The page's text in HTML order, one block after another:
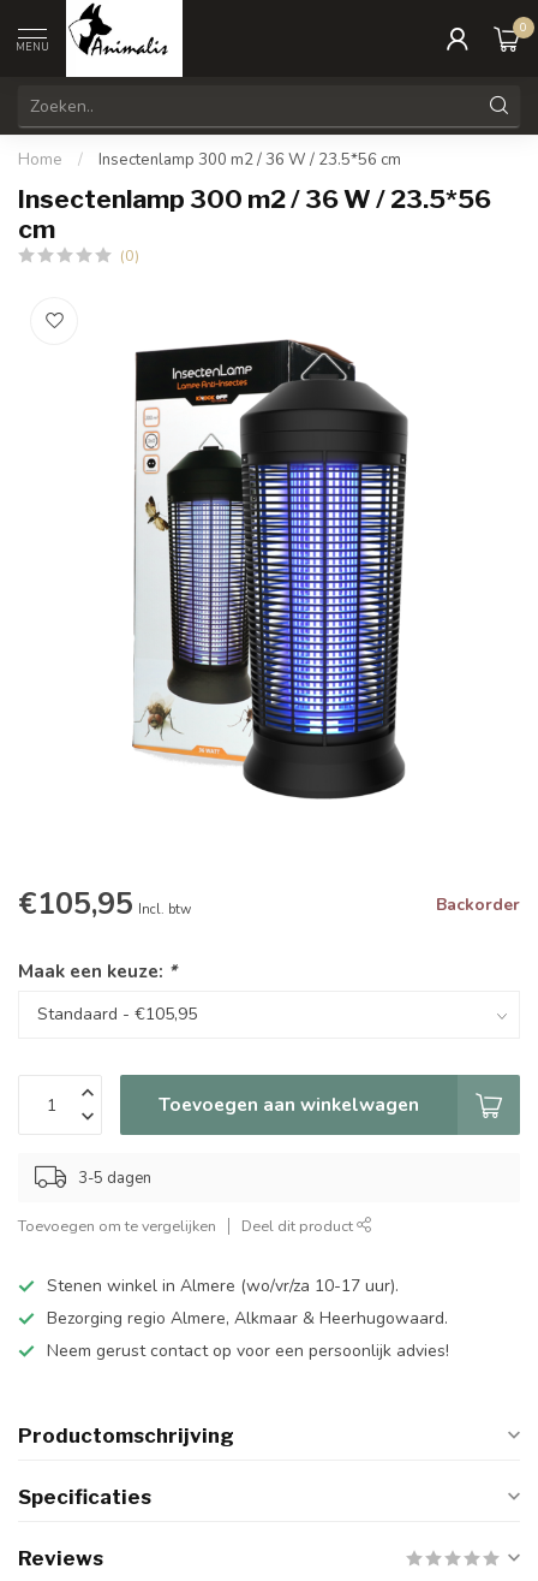
MENU
0
Home / Insectenlamp 300 m2 / 36 W / 23.5*56 cm
Insectenlamp 300 m2 / 36 W / 23.5*56
cm
(0)
€105,95 Incl. btw Backorder
Maak een keuze: *
Toevoegen aan winkelwagen
3-5 dagen
Toevoegen om te vergelijken Deel dit product
Stenen winkel in Almere (wo/vr/za 10-17 uur).
Bezorging regio Almere, Alkmaar & Heerhugowaard.
Neem gerust contact op voor een persoonlijk advies!
Productomschrijving
Specificaties
Reviews